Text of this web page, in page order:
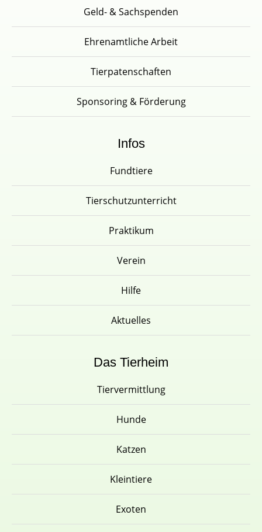
Geld- & Sachspenden
Ehrenamtliche Arbeit
Tierpatenschaften
Sponsoring & Förderung
Infos
Fundtiere
Tierschutzunterricht
Praktikum
Verein
Hilfe
Aktuelles
Das Tierheim
Tiervermittlung
Hunde
Katzen
Kleintiere
Exoten